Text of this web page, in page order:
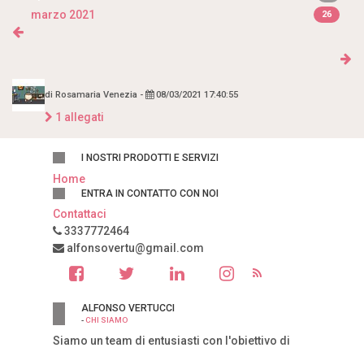
marzo 2021 26
di Rosamaria Venezia - 08/03/2021 17:40:55
1 allegati
I NOSTRI PRODOTTI E SERVIZI
Home
ENTRA IN CONTATTO CON NOI
Contattaci
3337772464
alfonsovertu@gmail.com
ALFONSO VERTUCCI
-CHI SIAMO
Siamo un team di entusiasti con l'obiettivo di